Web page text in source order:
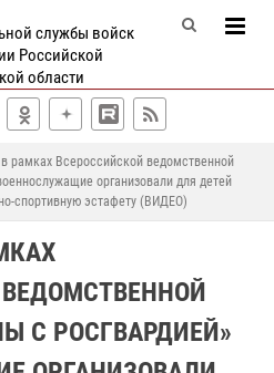
службы войск
Российской
области
рамках Всероссийской ведомственной
организовали для детей
спортивную эстафету (ВИДЕО)
С РОСГВАРДИЕЙ»